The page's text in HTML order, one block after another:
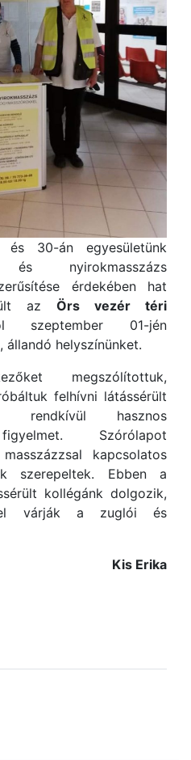
30-án egyesületünk
nyirokmasszázs
érdekében hat
az Örs vezér téri
01-jén
helyszínünket.
megszólítottuk,
felhívni látássérült
rendkívül hasznos
Szórólapot
kapcsolatos
szerepeltek. Ebben a
kollégánk dolgozik,
várják a zuglói és
Kis Erika